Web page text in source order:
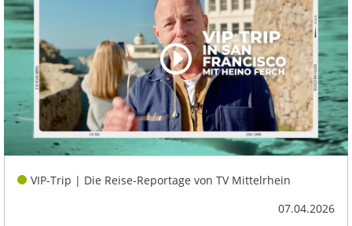
VIP-Trip | Die Reise-Reportage von TV Mittelrhein
07.04.2026